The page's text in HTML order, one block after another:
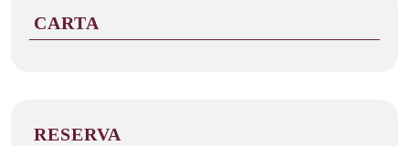
CARTA
RESERVA